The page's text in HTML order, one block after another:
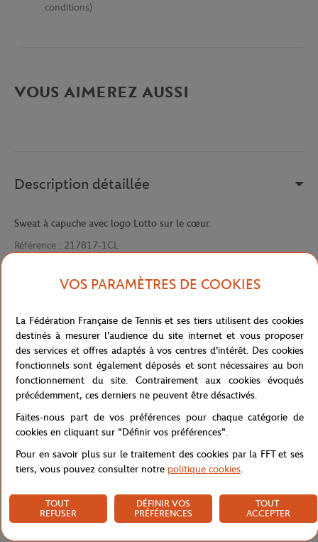
conditions)
VOUS AIMEREZ AUSSI
Description détaillée
Sweat à capuche avec logo Lotto sur le cœur.
Référence : 217817-1CL
Livraison et retours
VOS PARAMÈTRES DE COOKIES
La Fédération Française de Tennis et ses tiers utilisent des cookies
destinés à mesurer l'audience du site internet et vous proposer
des services et offres adaptés à vos centres d'intérêt. Des cookies
fonctionnels sont également déposés et sont nécessaires au bon
fonctionnement du site. Contrairement aux cookies évoqués
précédemment, ces derniers ne peuvent être désactivés.
Faites-nous part de vos préférences pour chaque catégorie de
cookies en cliquant sur "Définir vos préférences".
Pour en savoir plus sur le traitement des cookies par la FFT et ses
tiers, vous pouvez consulter notre politique cookies.
TOUT
REFUSER
DÉFINIR VOS
PRÉFÉRENCES
TOUT
ACCEPTER